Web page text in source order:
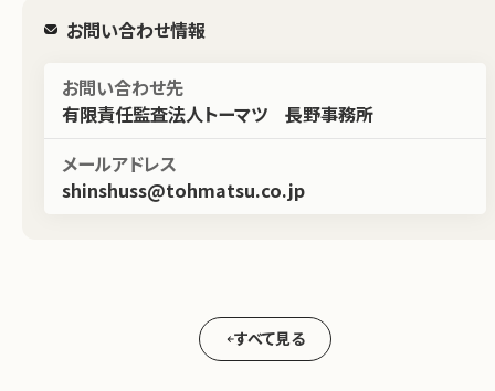
お問い合わせ情報
お問い合わせ先
有限責任監査法人トーマツ 長野事務所
メールアドレス
shinshuss@tohmatsu.co.jp
すべて見る